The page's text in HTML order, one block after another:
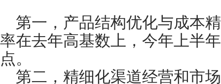
第一，产品结构优化与成本
率在去年高基数上，今年上半
点。
第二，精细化渠道经营和市